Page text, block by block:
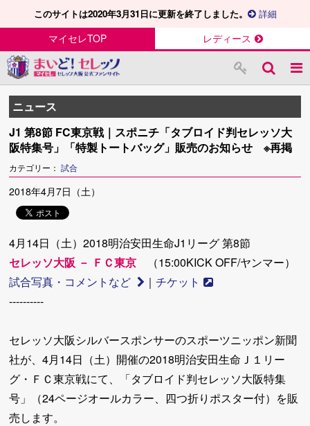
このサイトは2020年3月31日に更新を終了しました。 詳細
マイセレTOP レディース
ニュース
J1 第8節 FC東京戦｜スポニチ「タブロイド判セレッソ大
阪特集号」「特製トートバッグ」販売のお知らせ ※再掲
カテゴリー：試合
2018年4月7日（土）
4月14日（土）2018明治安田生命J1リーグ 第8節
セレッソ大阪 － ＦＣ東京 （15:00KICK OFF/ヤンマー）
試合写真・コメントなど
｜チケット
----------
セレッソ大阪シルバースポンサーのスポーツニッポン新聞
社が、4月14日（土）開催の2018明治安田生命Ｊ１リー
グ・ＦＣ東京戦にて、「タブロイド判セレッソ大阪特集
号」（24ページオールカラー、四つ折りポスター付）を販
売します。